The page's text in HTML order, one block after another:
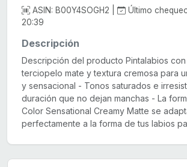
ASIN: B00Y4SOGH2 |
Último
20:39
Descripción
Descripción del producto Pintalabios
terciopelo mate y textura cremosa para
y sensacional - Tonos saturados e
duración que no dejan manchas - La
Color Sensational Creamy Matte se
perfectamente a la forma de tus labios